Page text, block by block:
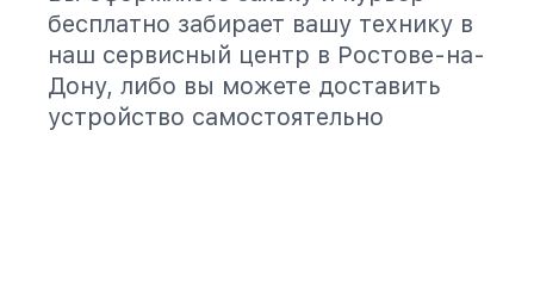
бесплатно забирает вашу технику в
наш сервисный центр в Ростове-на-
Дону, либо вы можете доставить
устройство самостоятельно